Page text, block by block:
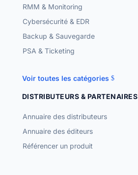
RMM & Monitoring
Cybersécurité & EDR
Backup & Sauvegarde
PSA & Ticketing
Voir toutes les catégories
DISTRIBUTEURS & PARTENAIRES
Annuaire des distributeurs
Annuaire des éditeurs
Référencer un produit